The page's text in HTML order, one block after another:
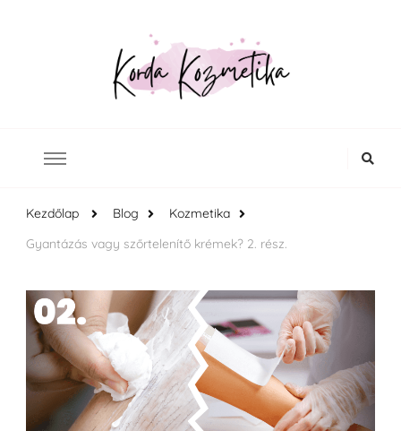
Kezdőlap Blog
Kozmetika
Gyantázás vagy szőrtelenítő krémek? 2. rész.